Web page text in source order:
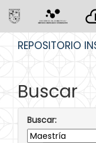
REPOSITORIO
Buscar
Buscar: